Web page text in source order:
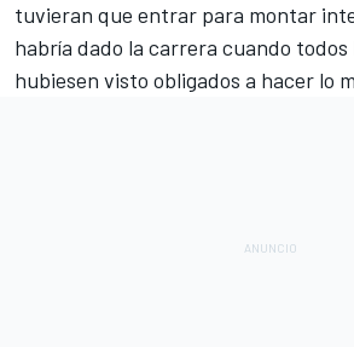
tuvieran que entrar para montar
habría dado la carrera cuando todos
hubiesen visto obligados a hacer lo